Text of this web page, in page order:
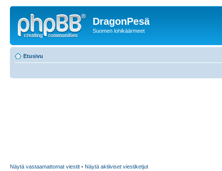
DragonPesä
Suomen lohikäärmeet
Etusivu
Näytä vastaamattomat viestit • Näytä aktiiviset viestiketjut